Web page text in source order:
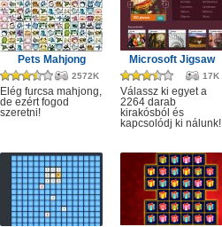
Pets Mahjong
2572K
Elég furcsa mahjong,
de ezért fogod
szeretni!
Microsoft Jigsaw
17K
Válassz ki egyet a
2264 darab
kirakósból és
kapcsolódj ki nálunk!